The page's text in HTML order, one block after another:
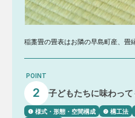
稲藁畳の畳表はお隣の早島町産、畳
POINT
2 子どもたちに味わっ
❶ 様式・形態・空間構成 ❷ 構工法